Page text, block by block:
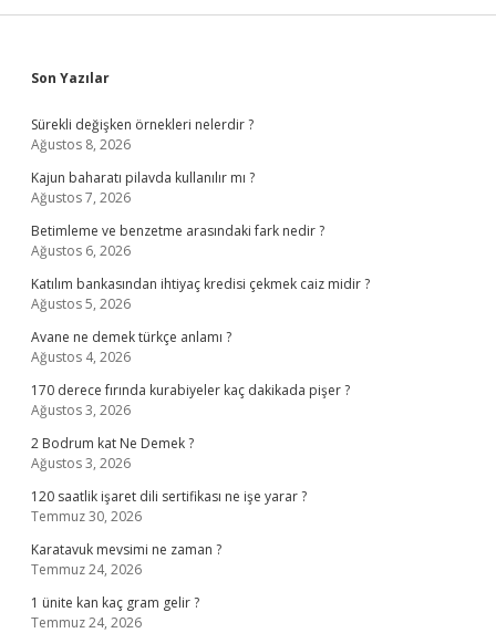
Sidebar
Son Yazılar
Sürekli değişken örnekleri nelerdir ?
Ağustos 8, 2026
Kajun baharatı pilavda kullanılır mı ?
Ağustos 7, 2026
Betimleme ve benzetme arasındaki fark nedir ?
Ağustos 6, 2026
Katılım bankasından ihtiyaç kredisi çekmek caiz midir ?
Ağustos 5, 2026
Avane ne demek türkçe anlamı ?
Ağustos 4, 2026
170 derece fırında kurabiyeler kaç dakikada pişer ?
Ağustos 3, 2026
2 Bodrum kat Ne Demek ?
Ağustos 3, 2026
120 saatlik işaret dili sertifikası ne işe yarar ?
Temmuz 30, 2026
Karatavuk mevsimi ne zaman ?
Temmuz 24, 2026
1 ünite kan kaç gram gelir ?
Temmuz 24, 2026